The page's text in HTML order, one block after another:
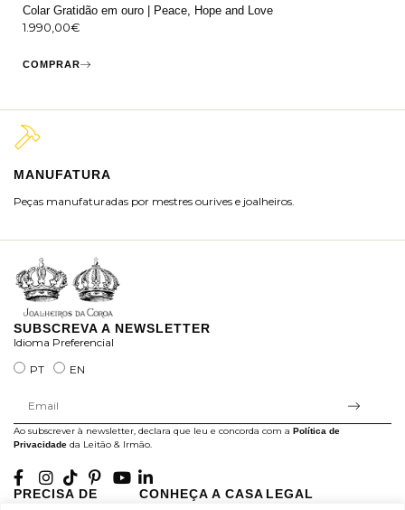
Colar Gratidão em ouro | Peace, Hope and Love
1.990,00€
COMPRAR
MANUFATURA
Peças manufaturadas por mestres ourives e joalheiros.
SUBSCREVA A NEWSLETTER
Idioma Preferencial
PT
EN
Ao subscrever à newsletter, declara que leu e concorda com a Política de
Privacidade da Leitão & Irmão.
PRECISA DE
CONHEÇA A CASA LEGAL